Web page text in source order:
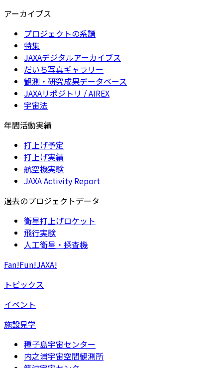
アーカイブス
プロジェクトの系譜
特集
JAXAデジタルアーカイブス
だいち写真ギャラリー
観測・研究成果データベース
JAXAリポジトリ / AIREX
宇宙法
年間活動実績
打上げ予定
打上げ実績
航空機実験
JAXA Activity Report
過去のプロジェクトデータ
衛星打上げロケット
飛行実験
人工衛星・探査機
Fan!Fun!JAXA!
トピックス
イベント
施設見学
種子島宇宙センター
内之浦宇宙空間観測所